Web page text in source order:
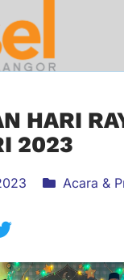
HARI
2023
Acara &